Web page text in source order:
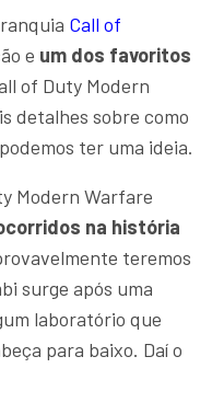
Call of
e um dos favoritos
of Duty Modern
detalhes sobre como
ter uma ideia.
Modern Warfare
na história
teremos
surge após uma
laboratório que
para baixo. Daí o